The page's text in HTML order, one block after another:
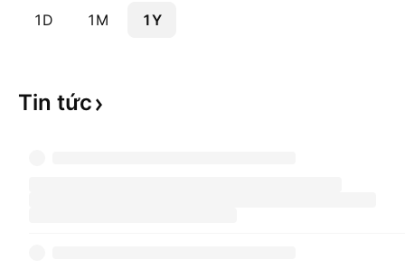
1D 1M 1Y
Tin tức